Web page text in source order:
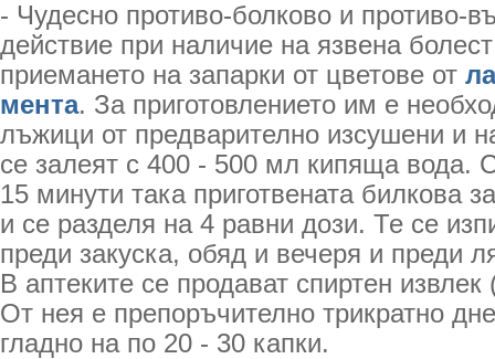
- Чудесно противо-болково и противо-
действие при наличие на язвена
приемането на запарки от цветове от
мента. За приготовлението им е
лъжици от предварително изсушени и
се залеят с 400 - 500 мл кипяща вода.
15 минути така приготвената билкова
и се разделя на 4 равни дози. Те се
преди закуска, обяд и вечеря и преди
В аптеките се продават спиртен извлек
От нея е препоръчително трикратно
гладно на по 20 - 30 капки.